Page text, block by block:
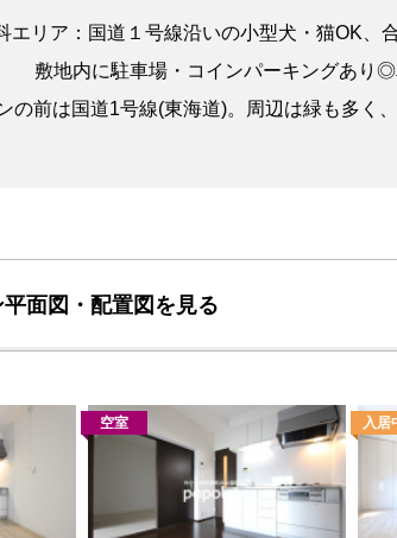
エリア：国道１号線沿いの小型犬・猫OK、
敷地内に駐車場・コインパーキングあり
の前は国道1号線(東海道)。周辺は緑も多く
面図・配置図を見る